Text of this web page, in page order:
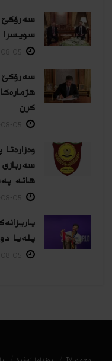
سەرۆکێ
سویسرا
سەرۆکێ
كرن
هاتە
پلەیا